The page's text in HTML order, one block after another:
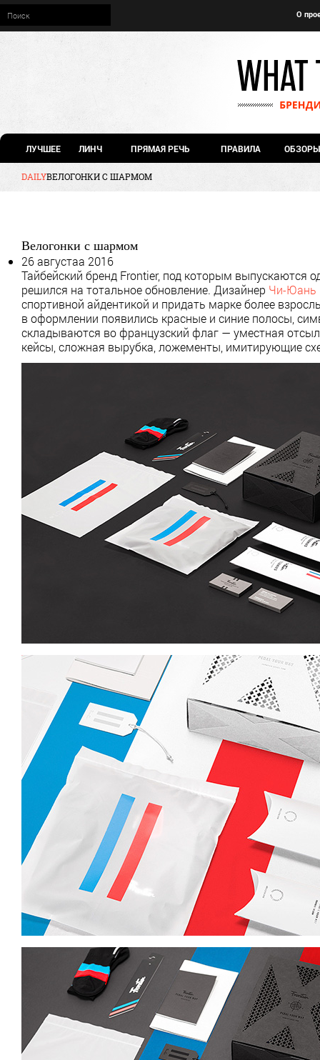
О
ЛУЧШЕЕ ЛИНЧ ПРЯМАЯ РЕЧЬ ПРАВИЛА ОБЗОРЫ
DAILYВЕЛОГОНКИ С ШАРМОМ
Велогонки с шармом
26 августаа 2016
Тайбейский бренд Frontier, под которым выпускаются
решился на тотальное обновление. Дизайнер Чи-Юань
спортивной айдентикой и придать марке более
в оформлении появились красные и синие полосы,
складываются во французский флаг — уместная
кейсы, сложная вырубка, ложементы, имитирующие